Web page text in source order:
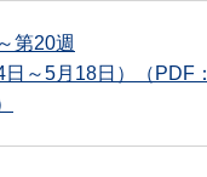
第20週
日～5月18日）（PDF：